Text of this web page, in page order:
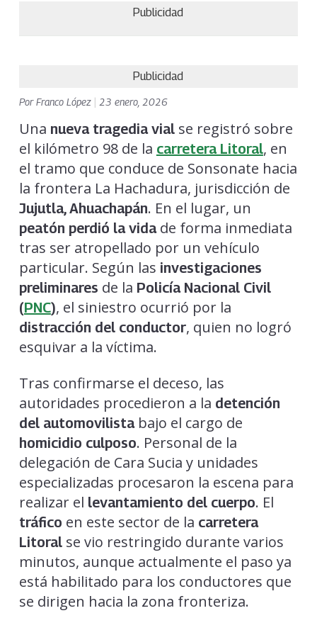
Publicidad
Publicidad
PorFranco López 23 enero, 2026
Una nueva tragedia vialse registró sobre
el kilómetro 98 de la carretera Litoral, en
el tramo que conduce de Sonsonate hacia
la frontera La Hachadura, jurisdicción de
Jujutla, Ahuachapán. En el lugar, un
peatón perdió la vidade forma inmediata
tras ser atropellado por un vehículo
particular. Según las investigaciones
preliminares de la Policía Nacional Civil
(PNC), el siniestro ocurrió por la
distracción del conductor, quien no logró
esquivar a la víctima.
Tras confirmarse el deceso, las
autoridades procedieron a la detención
del automovilistabajo el cargo de
homicidio culposo. Personal de la
delegación de Cara Sucia y unidades
especializadas procesaron la escena para
realizar el levantamiento del cuerpo. El
tráfico en este sector de la carretera
Litoralse vio restringido durante varios
minutos, aunque actualmente el paso ya
está habilitado para los conductores que
se dirigen hacia la zona fronteriza.